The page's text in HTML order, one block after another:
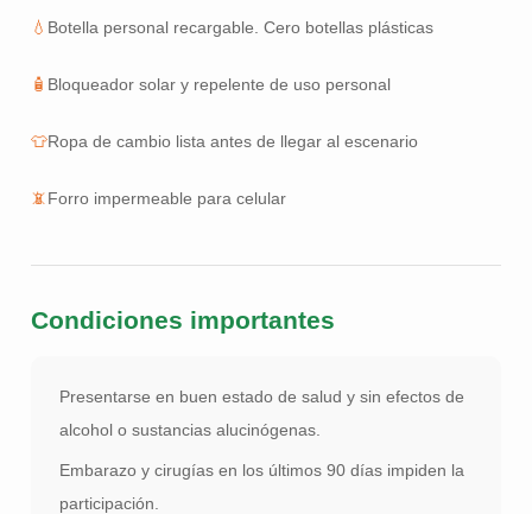
💧 Botella personal recargable. Cero botellas plásticas
🧴 Bloqueador solar y repelente de uso personal
👕Ropa de cambio lista antes de llegar al escenario
📵Forro impermeable para celular
Condiciones importantes
Presentarse en buen estado de salud y sin efectos de
alcohol o sustancias alucinógenas.
Embarazo y cirugías en los últimos 90 días impiden la
participación.